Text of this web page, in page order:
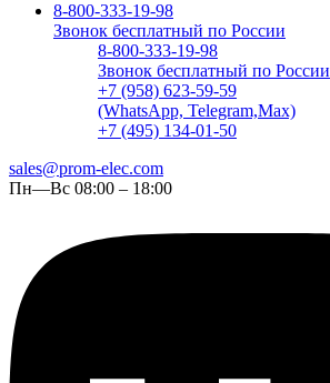
8-800-333-19-98
Звонок бесплатный по России
8-800-333-19-98
Звонок бесплатный по России
+7 (958) 623-59-59
(WhatsApp, Telegram,Max)
+7 (495) 134-01-50
sales@prom-elec.com
Пн—Вс 08:00 – 18:00